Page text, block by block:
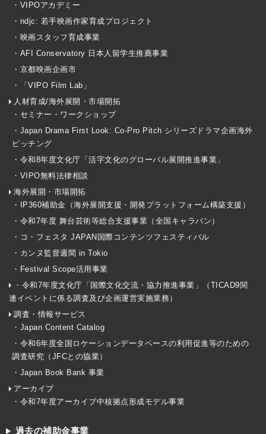
・VIPOアカデミー
・ndjc: 若手映画作家育成プロジェクト
・映画スタッフ育成事業
・AFI Conservatory 日本人留学生推薦事業
・京都映画企画市
・「VIPO Film Lab」
人材育成/海外展開・市場開拓
・セミナー・ワークショップ
・Japan Drama First Look: Co-Pro Pitch シリーズドラマ企画海外
ピッチング
・令和8年度文化庁「活字文化のグローバル展開推進事業」
・VIPO無料法律相談
海外展開・市場開拓
・IP360補助金（海外展開支援・開発プラットフォーム構築支援）
・令和7年度 舞台芸術等総合支援事業（全国キャラバン）
・コ・フェスタ JAPAN国際コンテンツフェスティバル
・カンヌ監督週間 in Tokio
・Festival Scope活用事業
・令和7年度文化庁「国際文化交流・協力推進事業」（TICAD9関
連イベントに係る調査及び企画運営実施業務）
調査・情報サービス
・Japan Content Catalog
・令和6年度全国ロケーションデータベースの利用促進等のための
調査研究（JFCとの協業）
・Japan Book Bank 事業
アーカイブ
・令和7年度アーカイブ中核拠点形成モデル事業
過去の補助金事業